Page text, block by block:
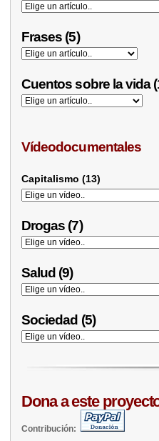
Frases (5)
Cuentos sobre la vida
Vídeodocumentales
Capitalismo (13)
Drogas (7)
Salud (9)
Sociedad (5)
Dona a este
Contribución: